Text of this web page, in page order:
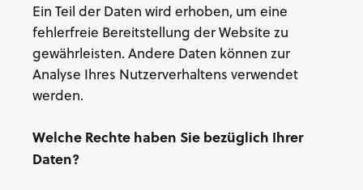
Ein Teil der Daten wird erhoben, um eine
fehlerfreie Bereitstellung der Website zu
gewährleisten. Andere Daten können zur
Analyse Ihres Nutzerverhaltens verwendet
werden.
Welche Rechte haben Sie bezüglich Ihrer
Daten?